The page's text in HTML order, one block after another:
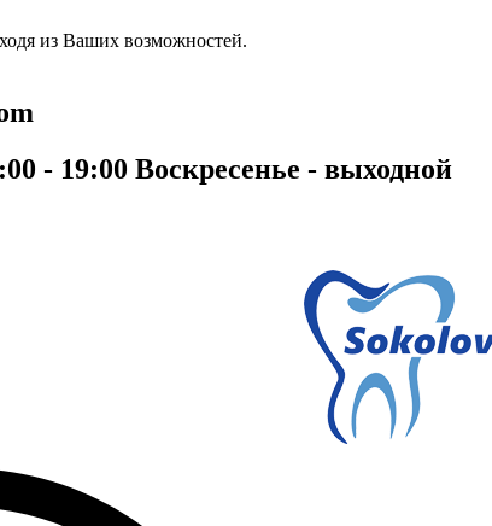
из Ваших возможностей.
- 19:00 Воскресенье - выходной